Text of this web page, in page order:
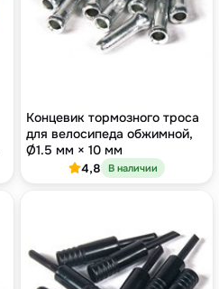
Концевик тормозного троса
для велосипеда обжимной,
Ø1.5 мм × 10 мм
4,8 В наличии